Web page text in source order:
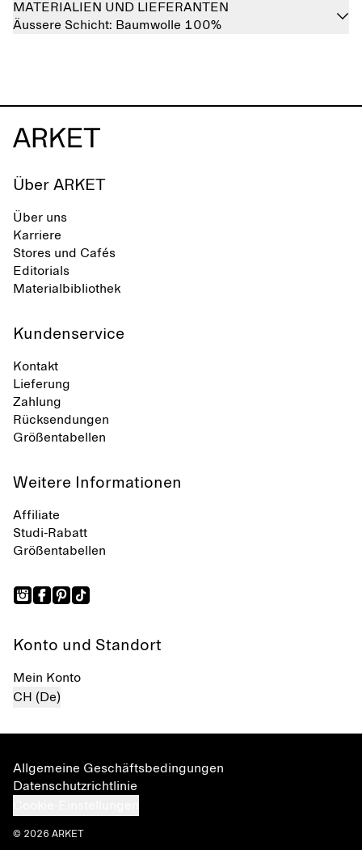
MATERIALIEN UND LIEFERANTEN
Äussere Schicht: Baumwolle 100%
Über ARKET
Über uns
Karriere
Stores und Cafés
Editorials
Materialbibliothek
Kundenservice
Kontakt
Lieferung
Zahlung
Rücksendungen
Größentabellen
Weitere Informationen
Affiliate
Studi-Rabatt
Größentabellen
Konto und Standort
Mein Konto
CH (De)
Allgemeine Geschäftsbedingungen
Datenschutzrichtlinie
© 2026 ARKET